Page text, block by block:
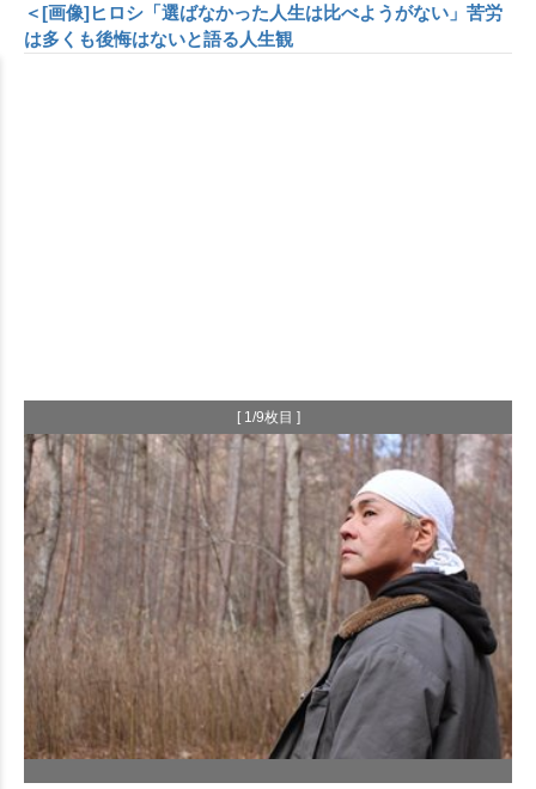
＜[画像]ヒロシ「選ばなかった人生は比べようがない」苦労
は多くも後悔はないと語る人生観
[ 1/9枚目 ]